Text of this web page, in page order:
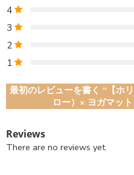
4
3
2
1
最初のレビューを書く “【ホ
ロー）× ヨガマッ
Reviews
There are no reviews yet.